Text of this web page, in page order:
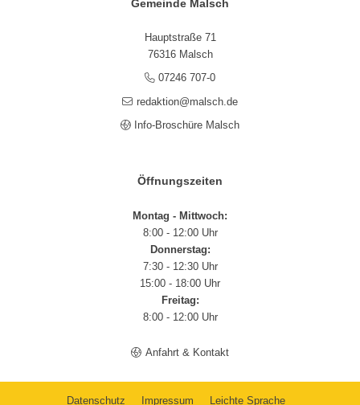
Gemeinde Malsch
Hauptstraße 71
76316 Malsch
07246 707-0
redaktion@malsch.de
Info-Broschüre Malsch
Öffnungszeiten
Montag - Mittwoch:
8:00 - 12:00 Uhr
Donnerstag:
7:30 - 12:30 Uhr
15:00 - 18:00 Uhr
Freitag:
8:00 - 12:00 Uhr
Anfahrt & Kontakt
Datenschutz Impressum Leichte Sprache